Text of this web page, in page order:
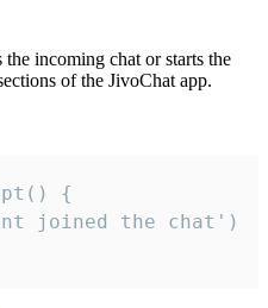
the incoming chat or starts the
of the JivoChat app.
{